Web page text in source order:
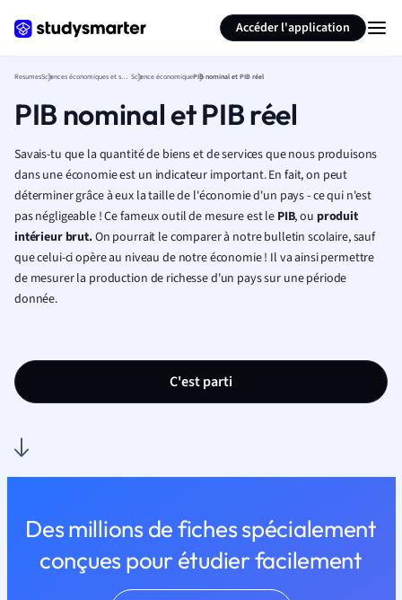
Accéder l'application
Resumes Sciences économiques et sociales Science économiquePIB nominal et PIB réel
PIB nominal et PIB réel
Savais-tu que la quantité de biens et de services que nous produisons
dans une économie est un indicateur important. En fait, on peut
déterminer grâce à eux la taille de l'économie d'un pays - ce qui n'est
pas négligeable ! Ce fameux outil de mesure est le PIB, ou produit
intérieur brut.On pourrait le comparer à notre bulletin scolaire, sauf
que celui-ci opère au niveau de notre économie ! Il va ainsi permettre
de mesurer la production de richesse d'un pays sur une période
donnée.
C'est parti
Des millions de fiches spécialement
conçues pour étudier facilement
Résumer la page